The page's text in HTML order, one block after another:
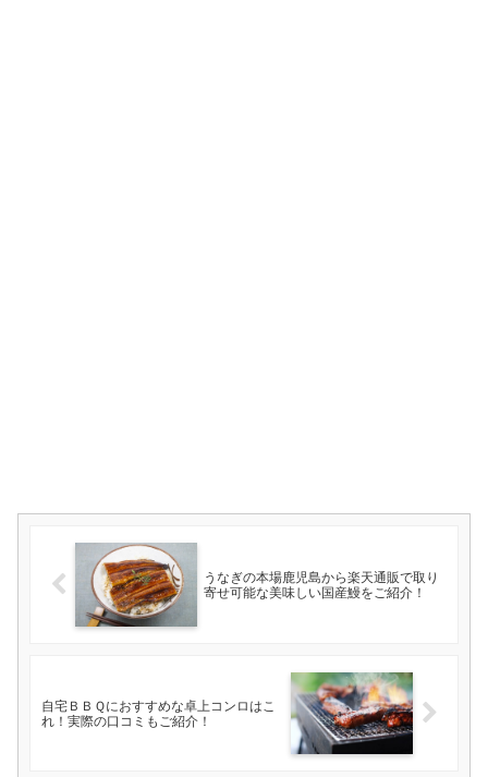
うなぎの本場鹿児島から楽天通販で取り
寄せ可能な美味しい国産鰻をご紹介！
自宅ＢＢＱにおすすめな卓上コンロはこ
れ！実際の口コミもご紹介！